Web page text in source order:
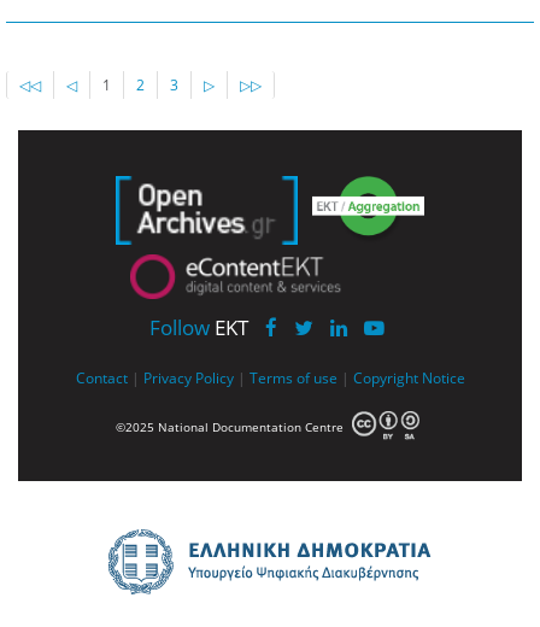
◁◁ ◁ 1 2 3 ▷ ▷▷
Follow EKT
Contact | Privacy Policy | Terms of use | Copyright Notice
©2025 National Documentation Centre